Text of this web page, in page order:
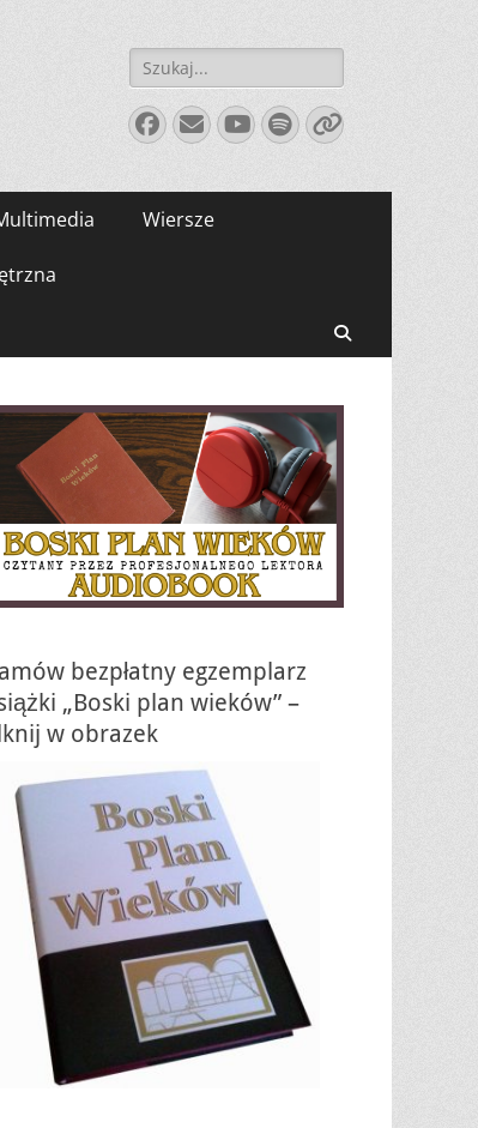
Szukaj:
Facebook
E-
mail
YouTube
Spotify
Link
Wiersze
bezpłatny egzemplarz
„Boski plan wieków” –
w obrazek